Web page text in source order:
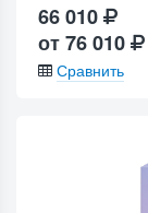
66 010
от 76 010
Сравнить